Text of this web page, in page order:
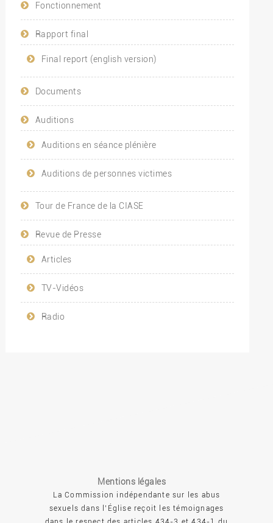
Fonctionnement
Rapport final
Final report (english version)
Documents
Auditions
Auditions en séance plénière
Auditions de personnes victimes
Tour de France de la CIASE
Revue de Presse
Articles
TV-Vidéos
Radio
Mentions légales
La Commission indépendante sur les abus
sexuels dans l’Église reçoit les témoignages